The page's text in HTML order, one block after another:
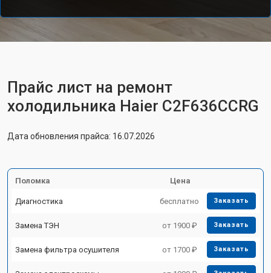
Прайс лист на ремонт
холодильника Haier C2F636CCRG
Дата обновления прайса: 16.07.2026
Поломка Цена
Диагностика бесплатно Заказать
Замена ТЭН от 1900 ₽ Заказать
Замена фильтра осушителя от 1700 ₽ Заказать